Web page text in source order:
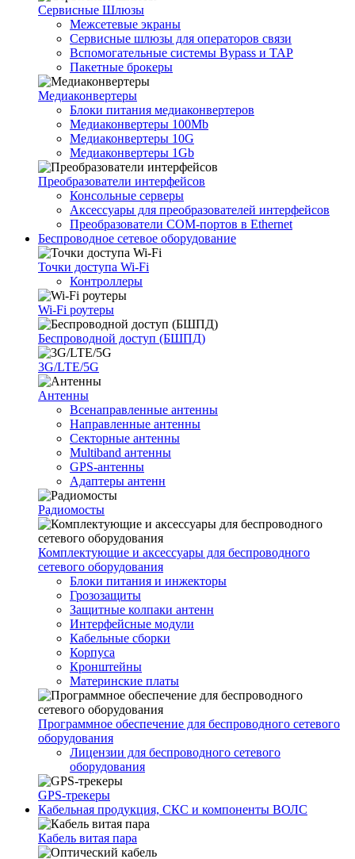
Сервисные Шлюзы
Межсетевые экраны
Сервисные шлюзы для операторов связи
Вспомогательные системы Bypass и TAP
Пакетные брокеры
Медиаконвертеры
Блоки питания медиаконвертеров
Медиаконвертеры 100Mb
Медиаконвертеры 10G
Медиаконвертеры 1Gb
Преобразователи интерфейсов
Консольные серверы
Аксессуары для преобразователей интерфейсов
Преобразователи COM-портов в Ethernet
Беспроводное сетевое оборудование
Точки доступа Wi-Fi
Контроллеры
Wi-Fi роутеры
Беспроводной доступ (БШПД)
3G/LTE/5G
Антенны
Всенаправленные антенны
Направленные антенны
Секторные антенны
Multiband антенны
GPS-антенны
Адаптеры антенн
Радиомосты
Комплектующие и аксессуары для беспроводного
сетевого оборудования
Блоки питания и инжекторы
Грозозащиты
Защитные колпаки антенн
Интерфейсные модули
Кабельные сборки
Корпуса
Кронштейны
Материнские платы
Программное обеспечение для беспроводного сетевого
оборудования
Лицензии для беспроводного сетевого
оборудования
GPS-трекеры
Кабельная продукция, СКС и компоненты ВОЛС
Кабель витая пара